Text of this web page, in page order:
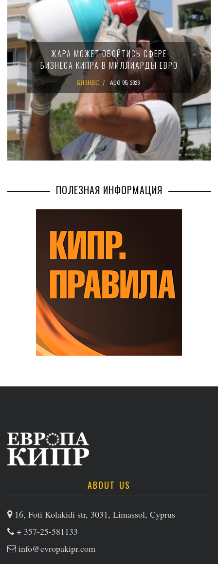
МИНФИН КИПРА ПЕРЕПИСАЛ ЗАКОН О
15-ПРОЦЕНТНОМ НАЛОГЕ ДЛЯ
КРУПНЫХ МЕЖДУНАРОДНЫХ
КОМПАНИЙ
БИЗНЕС AUG 02, 2026
ПОЛЕЗНАЯ ИНФОРМАЦИЯ
ABOUT US
16, Foti Kolakidi str, 3031, Limassol, Cyprus
+ 357-25-581133
info@evropakipr.com